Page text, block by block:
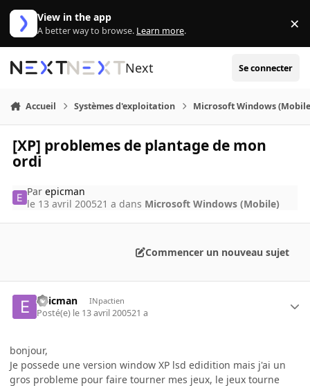
Aller au contenu
View in the app
A better way to browse. Learn more. ×
Next Se connecter
Accueil Systèmes d'exploitation Microsoft Windows
[XP] problemes de plantage de mon
ordi
Parepicman
le 13 avril 200521 a dans Microsoft Windows (Mobile)
Commencer un nouveau sujet
epicman INpactien
Posté(e) le 13 avril 200521 a
bonjour,
Je possede une version window XP lsd edidition mais j'ai un
gros probleme pour faire tourner mes jeux, le jeux tourne